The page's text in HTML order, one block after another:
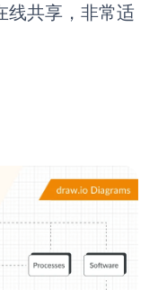
线共享，非常适